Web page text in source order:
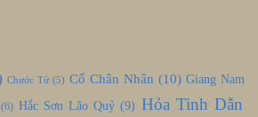
Chước Tử (5) Cổ Chân Nhân (10) Giang Nam
Hắc Sơn Lão Quỷ (9) Hỏa Tinh Dẫn